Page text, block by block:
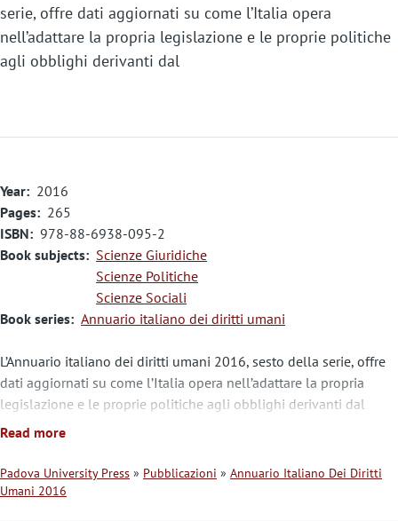
serie, offre dati aggiornati su come l’Italia opera
nell’adattare la propria legislazione e le proprie politiche
agli obblighi derivanti dal
Year
2016
Pages
265
ISBN
978-88-6938-095-2
Book subjects
Scienze Giuridiche
Scienze Politiche
Scienze Sociali
Book series Annuario italiano dei diritti umani
L’Annuario italiano dei diritti umani 2016, sesto della serie, offre
dati aggiornati su come l’Italia opera nell’adattare la propria
legislazione e le proprie politiche agli obblighi derivanti dal
diritto internazionale dei diritti umani e dagli altri impegni che il
internazionale.
Sono presi in esame i più significativi atti posti in essere dalle
Read more
B
Padova University Press Pubblicazioni
Annuario Italiano Dei Diritti
Umani 2016